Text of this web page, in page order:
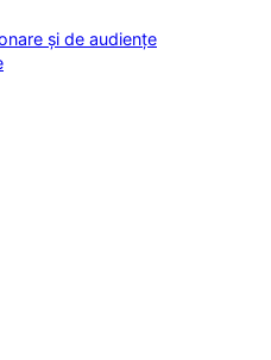
și de audiențe